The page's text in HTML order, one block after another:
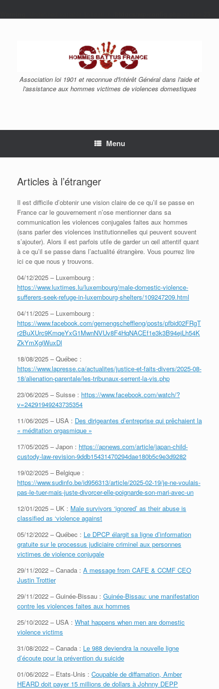
Association loi 1901 et reconnue d'Intérêt Général dans l'aide et
l'assistance aux hommes victimes de violences domestiques
Menu
Articles à l’étranger
Il est difficile d’obtenir une vision claire de ce qu’il se passe en
France car le gouvernement n’ose mentionner dans sa
communication les violences conjugales faites aux hommes
(sans parler des violences institutionnelles qui peuvent souvent
s’ajouter). Alors il est parfois utile de garder un œil attentif quant
à ce qu’il se passe dans l’actualité étrangère. Vous pourrez lire
ici ce que nous y trouvons.
04/12/2025 – Luxembourg :
https://www.luxtimes.lu/luxembourg/male-domestic-violence-
sufferers-seek-refuge-in-luxembourg-shelters/109247209.html
04/11/2025 – Luxembourg :
https://www.facebook.com/gemengscheffleng/posts/pfbid02FRgT
r2BuXUrc9KmqeYxG1MwnNVUv8F4HqNACEf1e3k3B94ejLh54K
ZkYmXgiWuxDl
18/08/2025 – Québec :
https://www.lapresse.ca/actualites/justice-et-faits-divers/2025-08-
18/alienation-parentale/les-tribunaux-serrent-la-vis.php
23/06/2025 – Suisse : https://www.facebook.com/watch/?
v=24291949243735354
11/06/2025 – USA : Des dirigeantes d’entreprise qui prêchaient la
« méditation orgasmique »
17/05/2025 – Japon : https://apnews.com/article/japan-child-
custody-law-revision-9ddb15431470294dae180b5c9e3d9282
19/02/2025 – Belgique :
https://www.sudinfo.be/id956313/article/2025-02-19/je-ne-voulais-
pas-le-tuer-mais-juste-divorcer-elle-poignarde-son-mari-avec-un
12/01/2025 – UK : Male survivors ‘ignored’ as their abuse is
classified as ‘violence against
05/12/2022 – Québec : Le DPCP élargit sa ligne d’information
gratuite sur le processus judiciaire criminel aux personnes
victimes de violence conjugale
29/11/2022 – Canada : A message from CAFE & CCMF CEO
Justin Trottier
29/11/2022 – Guinée-Bissau : Guinée-Bissau: une manifestation
contre les violences faites aux hommes
25/10/2022 – USA : What happens when men are domestic
violence victims
31/08/2022 – Canada : Le 988 deviendra la nouvelle ligne
d’écoute pour la prévention du suicide
01/06/2022 – Etats-Unis : Coupable de diffamation, Amber
HEARD doit payer 15 millions de dollars à Johnny DEPP